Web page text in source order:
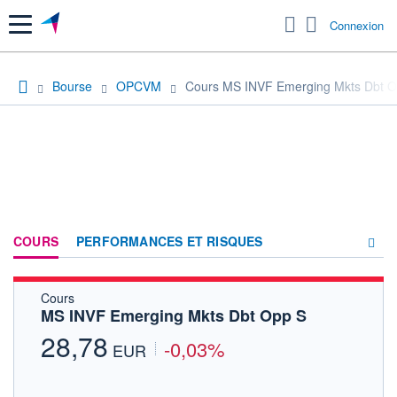
Menu Connexion
Bourse OPCVM Cours MS INVF Emerging Mkts Dbt
COURS PERFORMANCES ET RISQUES
Cours
MS INVF Emerging Mkts Dbt Opp S
28,78 EUR -0,03%